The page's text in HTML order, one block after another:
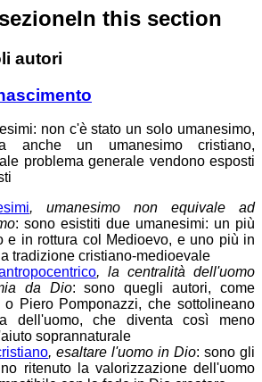
In this section
autori
non c'è stato un solo umanesimo,
anche un umanesimo cristiano,
problema generale vendono esposti
, umanesimo non equivale ad
: sono esistiti due umanesimi: un più
e in rottura col Medioevo, e uno più in
tradizione cristiano-medioevale
, la centralità dell'uomo
da Dio: sono quegli autori, come
o Piero Pomponazzi, che sottolineano
dell'uomo, che diventa così meno
soprannaturale
, esaltare l'uomo in Dio: sono gli
ritenuto la valorizzazione dell'uomo